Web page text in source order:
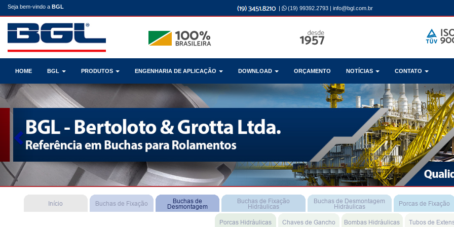
Seja bem-vindo a BGL | (19) 99392.2793 | info@bgl.com.br
HOME BGL PRODUTOS ENGENHARIA DE APLICAÇÃO DOWNLOAD ORÇAMENTO NOTÍCIAS CONTATO
Previous